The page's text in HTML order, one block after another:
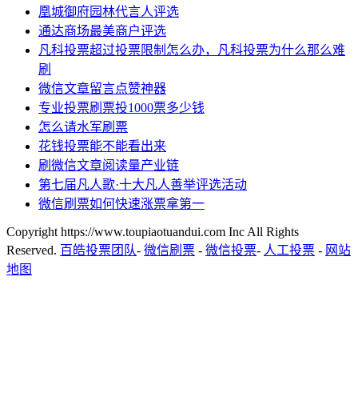
凰城御府园林代言人评选
通达商场最美商户评选
凡科投票超过投票限制怎么办，凡科投票为什么那么难
刷
微信文章留言点赞神器
专业投票刷票投1000票多少钱
怎么请水军刷票
花钱投票能不能看出来
刷微信文章阅读量产业链
第七届凡人歌·十大凡人善举评选活动
微信刷票如何快速涨票拿第一
Copyright https://www.toupiaotuandui.com Inc All Rights
Reserved. 百皓投票团队- 微信刷票 - 微信投票- 人工投票 - 网站
地图